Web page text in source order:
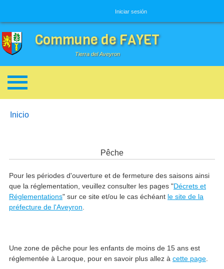
Iniciar sesión
Commune de FAYET
Tierra del Aveyron
Enlaces de ayuda a la navegación
You are here:
Inicio
Pêche
Pour les périodes d'ouverture et de fermeture des saisons ainsi
que la réglementation, veuillez consulter les pages "Décrets et
Réglementations" sur ce site et/ou le cas échéant le site de la
préfecture de l'Aveyron
Une zone de pêche pour les enfants de moins de 15 ans est
réglementée à Laroque, pour en savoir plus allez à cette page